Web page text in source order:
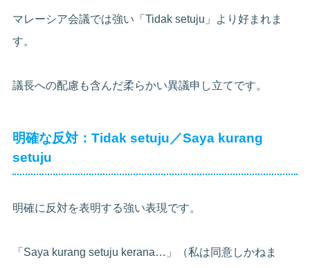
マレーシア会議では強い「Tidak setuju」より好まれま
す。
議長への配慮も含んだ柔らかい異議申し立てです。
明確な反対：Tidak setuju／Saya kurang
setuju
明確に反対を表明する強い表現です。
「Saya kurang setuju kerana…」（私は同意しかねま